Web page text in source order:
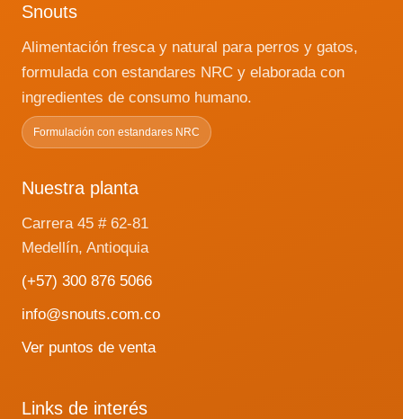
Snouts
Alimentación fresca y natural para perros y gatos,
formulada con estandares NRC y elaborada con
ingredientes de consumo humano.
Formulación con estandares NRC
Nuestra planta
Carrera 45 # 62-81
Medellín, Antioquia
(+57) 300 876 5066
info@snouts.com.co
Ver puntos de venta
Links de interés